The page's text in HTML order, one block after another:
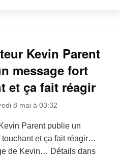
Kevin Parent
message fort
et ça fait réagir
8 mai à 03:32
Parent publie un
touchant et ça fait réagir…
de Kevin… Détails dans